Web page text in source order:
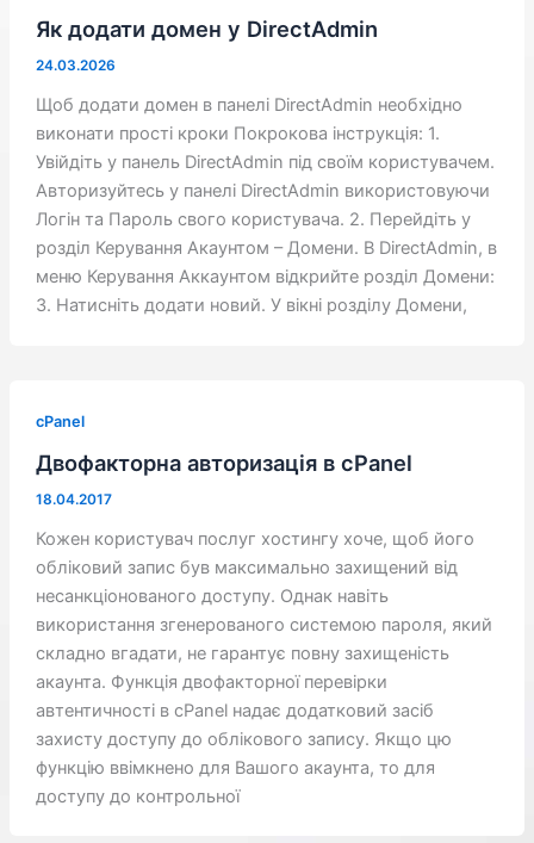
Як додати домен у DirectAdmin
24.03.2026
Щоб додати домен в панелі DirectAdmin необхідно
виконати прості кроки Покрокова інструкція: 1.
Увійдіть у панель DirectAdmin під своїм користувачем.
Авторизуйтесь у панелі DirectAdmin використовуючи
Логін та Пароль свого користувача. 2. Перейдіть у
розділ Керування Акаунтом – Домени. В DirectAdmin, в
меню Керування Аккаунтом відкрийте розділ Домени:
3. Натисніть додати новий. У вікні розділу Домени,
cPanel
Двофакторна авторизація в cPanel
18.04.2017
Кожен користувач послуг хостингу хоче, щоб його
обліковий запис був максимально захищений від
несанкціонованого доступу. Однак навіть
використання згенерованого системою пароля, який
складно вгадати, не гарантує повну захищеність
акаунта. Функція двофакторної перевірки
автентичності в cPanel надає додатковий засіб
захисту доступу до облікового запису. Якщо цю
функцію ввімкнено для Вашого акаунта, то для
доступу до контрольної